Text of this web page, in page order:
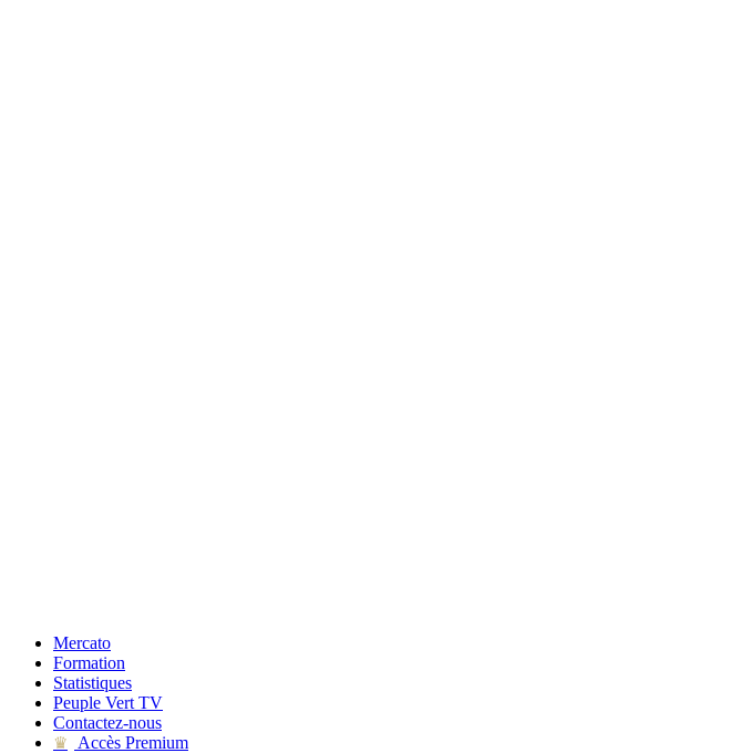
Mercato
Formation
Statistiques
Peuple Vert TV
Contactez-nous
♛
Accès Premium